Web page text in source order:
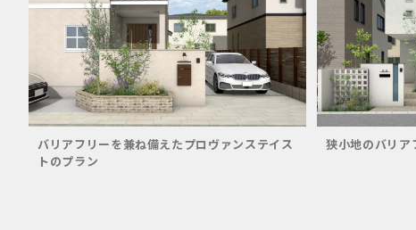
バリアフリーを兼ね備えたプロヴァンステイス
トのプラン
狭小地のバリア